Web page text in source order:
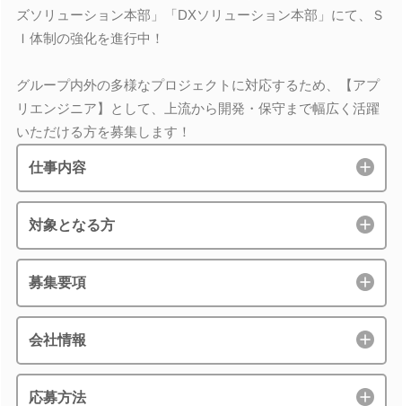
ズソリューション本部」「DXソリューション本部」にて、Ｓ
Ｉ体制の強化を進行中！
グループ内外の多様なプロジェクトに対応するため、【アプ
リエンジニア】として、上流から開発・保守まで幅広く活躍
いただける方を募集します！
仕事内容
対象となる方
募集要項
会社情報
応募方法